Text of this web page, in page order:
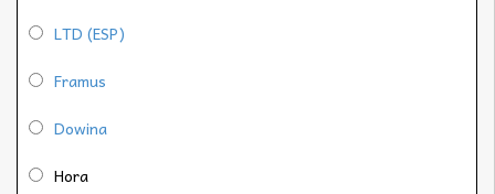
LTD (ESP)
Framus
Dowina
Hora